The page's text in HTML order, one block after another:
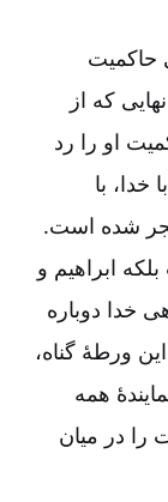
حاکمیت
که از
او را رد
خدا، با
شده است.
ابراهیم و
خدا دوباره
ورطۀ گناه،
همه
را در میان